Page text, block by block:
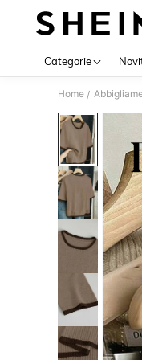
Categorie
Home /